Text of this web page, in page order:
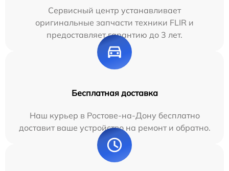
Сервисный центр устанавливает
оригинальные запчасти техники FLIR и
предоставляет гарантию до 3 лет.
Бесплатная доставка
Наш курьер в Ростове-на-Дону бесплатно
доставит ваше устройство на ремонт и обратно.